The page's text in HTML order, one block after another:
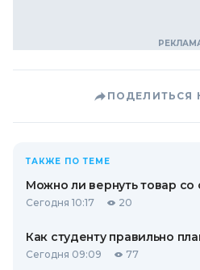
ПОДЕЛИТЬСЯ
ТАКЖЕ ПО ТЕМЕ
Можно ли вернуть товар со
Сегодня 10:17 20
Как студенту правильно
Сегодня 09:09 77